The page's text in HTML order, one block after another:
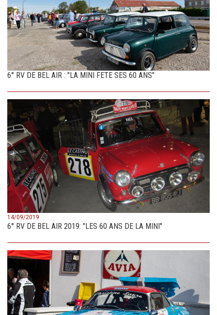
6° RV DE BEL AIR : "LA MINI FETE SES 60 ANS"
14/09/2019
6° RV DE BEL AIR 2019: "LES 60 ANS DE LA MINI"